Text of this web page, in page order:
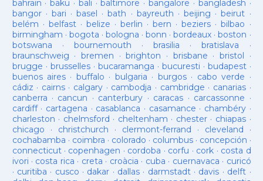
bahrain ·baku · bali ·baltimore ·bangalore · bangladesh ·
bangor· bari ·basel ·bath · bayreuth ·beijing ·beirut ·
belém · belfast· belize · berlin ·bern ·beziers ·bilbao ·
birmingham · bogota · bologna ·bonn ·bordeaux ·boston ·
botswana · bournemouth ·brasilia ·bratislava ·
braunschweig · bremen ·brighton · brisbane · bristol ·
brugge · brusselles· bucaramanga · bucuresti · budapest·
buenos aires· buffalo · bulgaria · burgos· cabo verde ·
cádiz · cairns· calgary · cambodja · cambridge · canarias·
canberra · cancun · canterbury · caracas · carcassonne ·
cardiff· cartagena · casablanca · casamance · chambéry·
charleston · chelmsford · cheltenham · chester· chiapas ·
chicago · christchurch · clermont-ferrand · cleveland ·
cochabamba · coimbra · colorado · columbus· concepción ·
connecticut· copenhagen · cordoba · corfu · cork · costa d
ivori · costa rica · creta · croàcia · cuba · cuernavaca · curicó
· curitiba · cusco · dakar · dallas · darmstadt· davis · delft ·